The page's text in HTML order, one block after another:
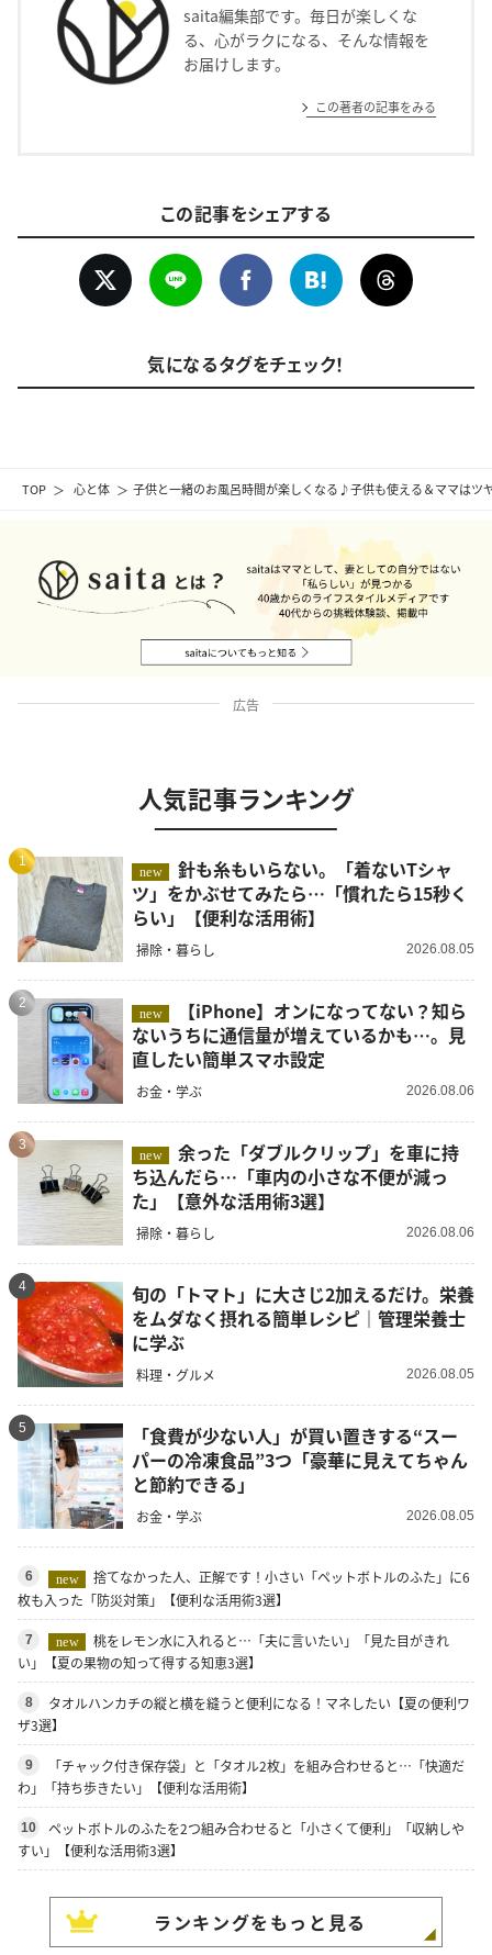
TOP 心と体 子供と一緒のお風呂時間が楽しくなる♪子供も使える＆ママはツ
saita編集部です。毎日が楽しくな
る、心がラクになる、そんな情報を
お届けします。
この著者の記事をみる
この記事をシェアする
気になるタグをチェック！
広告
人気記事ランキング
1
new
針も糸もいらない。「着ないTシャ
ツ」をかぶせてみたら…「慣れたら15秒く
らい」【便利な活用術】
掃除・暮らし 2026.08.05
2
new
ないうちに通信量が増えているかも…。見
直したい簡単スマホ設定
お金・学ぶ 2026.08.06
3
new
余った「ダブルクリップ」を車に持
ち込んだら…「車内の小さな不便が減っ
た」【意外な活用術3選】
掃除・暮らし 2026.08.06
4
旬の「トマト」に大さじ2加えるだけ。栄養
をムダなく摂れる簡単レシピ｜管理栄養士
に学ぶ
料理・グルメ 2026.08.05
5
「食費が少ない人」が買い置きする“スー
パーの冷凍食品”3つ「豪華に見えてちゃん
と節約できる」
お金・学ぶ 2026.08.05
6 new
捨てなかった人、正解です！小さい「ペットボトルのふた」に6
枚も入った「防災対策」【便利な活用術3選】
7 new
桃をレモン水に入れると…「夫に言いたい」「見た目がきれ
い」【夏の果物の知って得する知恵3選】
8
タオルハンカチの縦と横を縫うと便利になる！マネしたい【夏の便利ワ
ザ3選】
9
「チャック付き保存袋」と「タオル2枚」を組み合わせると…「快適だ
わ」「持ち歩きたい」【便利な活用術】
10
ペットボトルのふたを2つ組み合わせると「小さくて便利」「収納しや
すい」【便利な活用術3選】
ランキングをもっと見る